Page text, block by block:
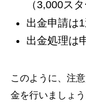
（3,000ス
出金申請は
出金処理は
このように、注
金を行いましょう